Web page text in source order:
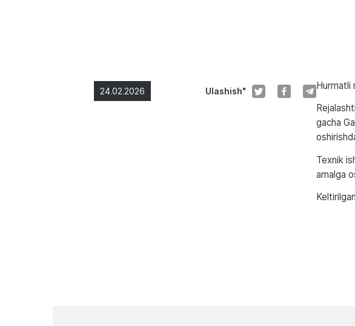
24.02.2026 Ulashish"
Hurmatli
gacha
Texnik
amalga